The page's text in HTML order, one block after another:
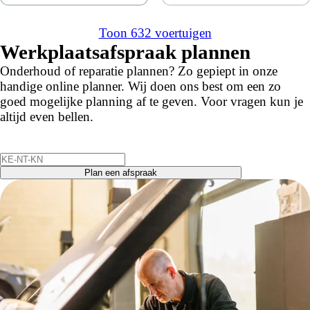
Toon 632 voertuigen
Werkplaatsafspraak plannen
Onderhoud of reparatie plannen? Zo gepiept in onze
handige online planner. Wij doen ons best om een zo
goed mogelijke planning af te geven. Voor vragen kun je
altijd even bellen.
Plan een afspraak